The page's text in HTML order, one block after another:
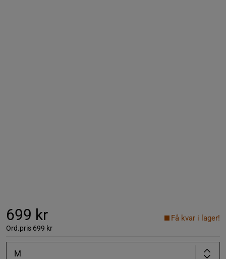
699 kr
Ord.pris 699 kr
Få kvar i lager!
M